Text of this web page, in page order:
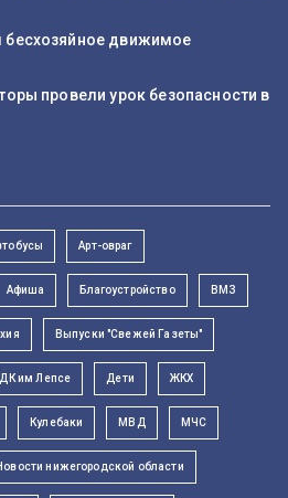
движимое
провели урок безопасности в
Арт-овраг
Афиша Благоустройство ВМЗ
Выпуски "Свежей Газеты"
ДК им Лепсе Дети ЖКХ
Кулебаки МВД МЧС
нижегородской области